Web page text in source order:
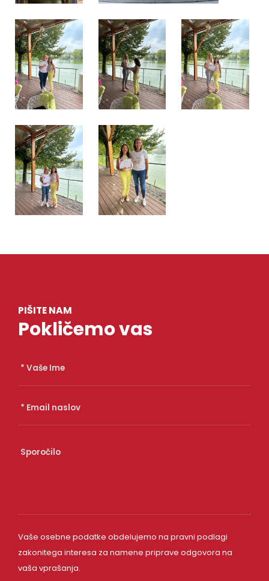
PIŠITE NAM
Pokličemo vas
Vaše osebne podatke obdelujemo na pravni podlagi
zakonitega interesa za namene priprave odgovora na
vaša vprašanja.